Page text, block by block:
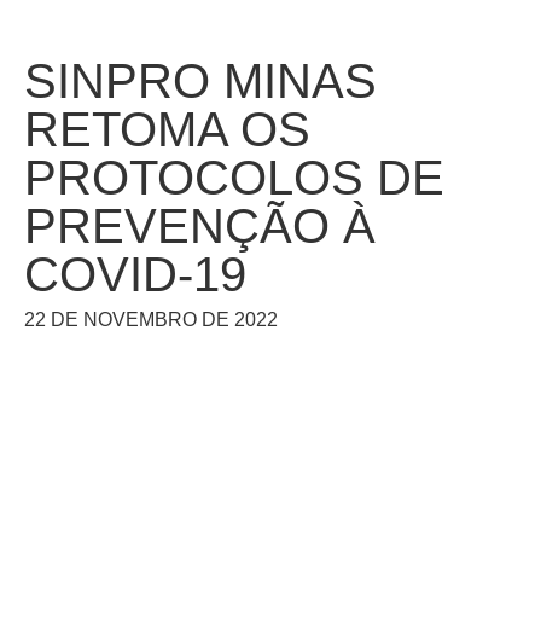
SINPRO MINAS
RETOMA OS
PROTOCOLOS DE
PREVENÇÃO À
COVID-19
22 DE NOVEMBRO DE 2022